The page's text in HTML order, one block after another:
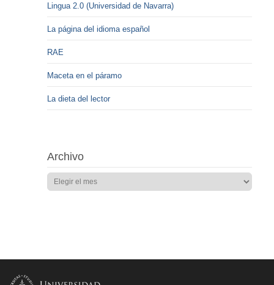
Lingua 2.0 (Universidad de Navarra)
La página del idioma español
RAE
Maceta en el páramo
La dieta del lector
Archivo